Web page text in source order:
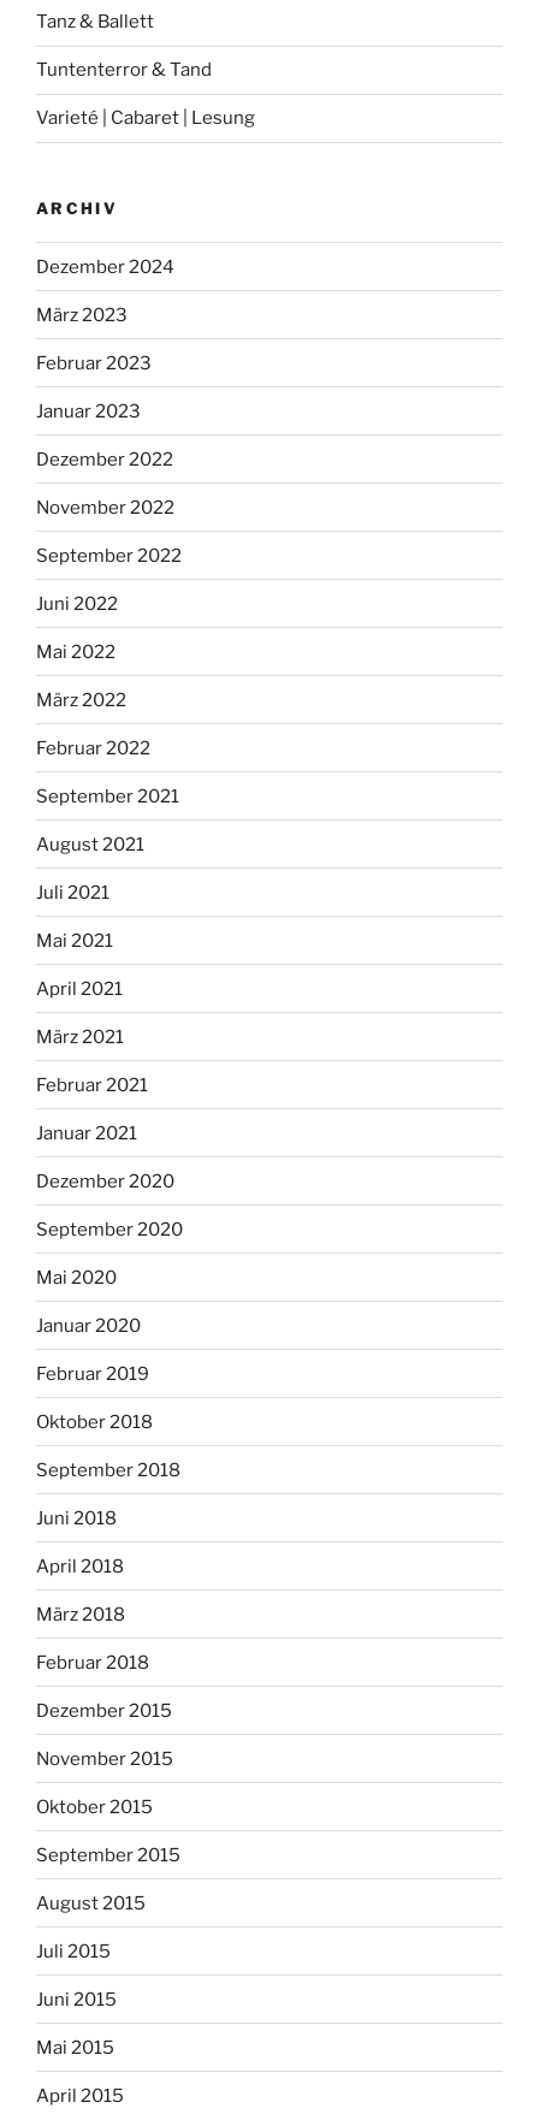
Tanz & Ballett
Tuntenterror & Tand
Varieté | Cabaret | Lesung
ARCHIV
Dezember 2024
März 2023
Februar 2023
Januar 2023
Dezember 2022
November 2022
September 2022
Juni 2022
Mai 2022
März 2022
Februar 2022
September 2021
August 2021
Juli 2021
Mai 2021
April 2021
März 2021
Februar 2021
Januar 2021
Dezember 2020
September 2020
Mai 2020
Januar 2020
Februar 2019
Oktober 2018
September 2018
Juni 2018
April 2018
März 2018
Februar 2018
Dezember 2015
November 2015
Oktober 2015
September 2015
August 2015
Juli 2015
Juni 2015
Mai 2015
April 2015